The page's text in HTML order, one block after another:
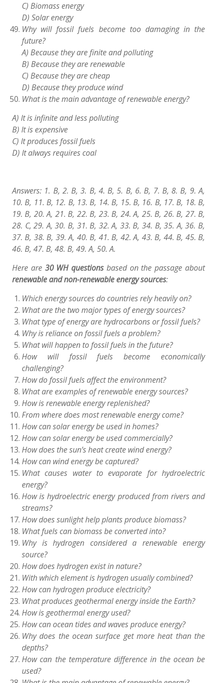
C) Biomass energy
D) Solar energy
Why will fossil fuels become too damaging in the
future?
A) Because they are finite and polluting
B) Because they are renewable
C) Because they are cheap
D) Because they produce wind
What is the main advantage of renewable energy?
A) It is infinite and less polluting
B) It is expensive
C) It produces fossil fuels
D) It always requires coal
Answers: 1. B, 2. B, 3. B, 4. B, 5. B, 6. B, 7. B, 8. B, 9. A,
10. B, 11. B, 12. B, 13. B, 14. B, 15. B, 16. B, 17. B, 18. B,
19. B, 20. A, 21. B, 22. B, 23. B, 24. A, 25. B, 26. B, 27. B,
28. C, 29. A, 30. B, 31. B, 32. A, 33. B, 34. B, 35. A, 36. B,
37. B, 38. B, 39. A, 40. B, 41. B, 42. A, 43. B, 44. B, 45. B,
46. B, 47. B, 48. B, 49. A, 50. A.
Here are 30 WH questionsbased on the passage about
renewable and non-renewable energy sources:
Which energy sources do countries rely heavily on?
What are the two major types of energy sources?
What type of energy are hydrocarbons or fossil fuels?
Why is reliance on fossil fuels a problem?
What will happen to fossil fuels in the future?
How will fossil fuels become economically
challenging?
How do fossil fuels affect the environment?
What are examples of renewable energy sources?
How is renewable energy replenished?
From where does most renewable energy come?
How can solar energy be used in homes?
How can solar energy be used commercially?
How does the sun’s heat create wind energy?
How can wind energy be captured?
What causes water to evaporate for hydroelectric
energy?
How is hydroelectric energy produced from rivers and
streams?
How does sunlight help plants produce biomass?
What fuels can biomass be converted into?
Why is hydrogen considered a renewable energy
source?
How does hydrogen exist in nature?
With which element is hydrogen usually combined?
How can hydrogen produce electricity?
What produces geothermal energy inside the Earth?
How is geothermal energy used?
How can ocean tides and waves produce energy?
Why does the ocean surface get more heat than the
depths?
How can the temperature difference in the ocean be
used?